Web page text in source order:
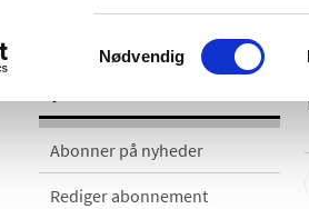
Samtykkevalg
Nødvendig
Abonner på nyheder
Rediger abonnement